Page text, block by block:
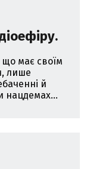
що має своїм
лише
й
нацдемах...